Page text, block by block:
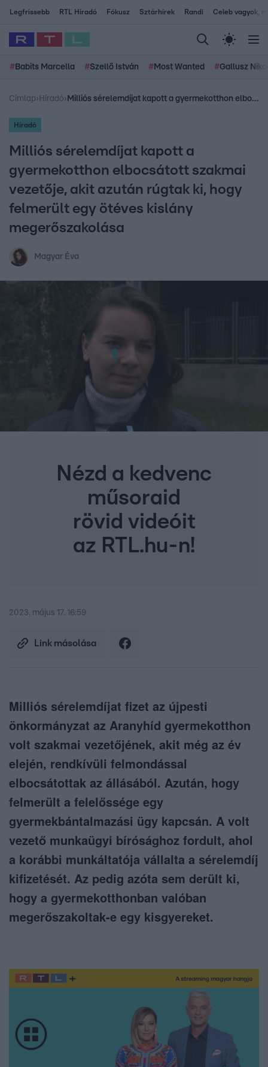
Legfrissebb RTL Híradó Fókusz Sztárhírek Randi Celeb vagyok,
# Babits Marcella #Szellő István # Most Wanted #Gallusz
Címlap› Híradó› Milliós sérelemdíjat kapott a gyermekotthon elbocsátott szakmai vezetője, akit azután rúgtak ki, hogy felmerült egy ötéves kislány megerőszakolása
Híradó
Milliós sérelemdíjat kapott a
gyermekotthon elbocsátott szakmai
vezetője, akit azután rúgtak ki, hogy
felmerült egy ötéves kislány
megerőszakolása
Magyar Éva
Nézd a kedvenc
műsoraid
rövid videóit
az RTL.hu-n!
2023. május 17. 16:59
Link másolása
Milliós sérelemdíjat fizet az újpesti
önkormányzat az Aranyhíd gyermekotthon
volt szakmai vezetőjének, akit még az év
elején, rendkívüli felmondással
elbocsátottak az állásából. Azután, hogy
felmerült a felelőssége egy
gyermekbántalmazási ügy kapcsán. A volt
vezető munkaügyi bírósághoz fordult, ahol
a korábbi munkáltatója vállalta a sérelemdíj
kifizetését. Az pedig azóta sem derült ki,
hogy a gyermekotthonban valóban
megerőszakoltak-e egy kisgyereket.